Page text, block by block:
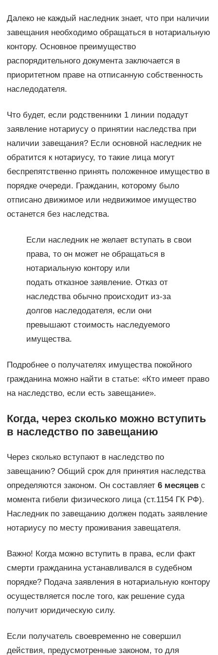
Далеко не каждый наследник знает, что при наличии
завещания необходимо обращаться в нотариальную
контору. Основное преимущество
распорядительного документа заключается в
приоритетном праве на отписанную собственность
наследодателя.
Что будет, если родственники 1 линии подадут
заявление нотариусу о принятии наследства при
наличии завещания? Если основной наследник не
обратится к нотариусу, то такие лица могут
беспрепятственно принять положенное имущество в
порядке очереди. Гражданин, которому было
отписано движимое или недвижимое имущество
останется без наследства.
Если наследник не желает вступать в свои
права, то он может не обращаться в
нотариальную контору или
подать отказное заявление. Отказ от
наследства обычно происходит из-за
долгов наследодателя, если они
превышают стоимость наследуемого
имущества.
Подробнее о получателях имущества покойного
гражданина можно найти в статье: «Кто имеет право
на наследство, если есть завещание».
Когда, через сколько можно вступить
в наследство по завещанию
Через сколько вступают в наследство по
завещанию? Общий срок для принятия наследства
определяются законом. Он составляет 6 месяцевс
момента гибели физического лица (ст.1154 ГК РФ).
Наследник по завещанию должен подать заявление
нотариусу по месту проживания завещателя.
Важно! Когда можно вступить в права, если факт
смерти гражданина устанавливался в судебном
порядке? Подача заявления в нотариальную контору
осуществляется после того, как решение суда
получит юридическую силу.
Если получатель своевременно не совершил
действия, предусмотренные законом, то для